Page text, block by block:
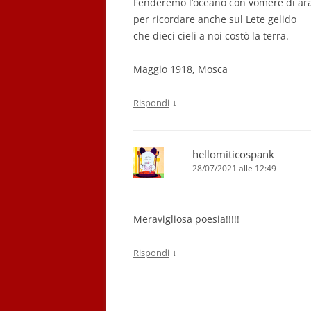
per ricordare anche sul Lete gelido
che dieci cieli a noi costò la terra.
Maggio 1918, Mosca
Rispondi ↓
hellomiticospank
28/07/2021 alle 12:49
Meravigliosa poesia!!!!!
Rispondi ↓